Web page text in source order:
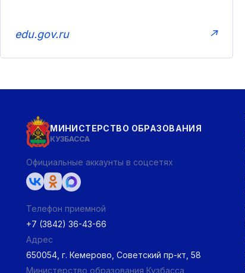
edu.gov.ru ↗
МИНИСТЕРСТВО ОБРАЗОВАНИЯ
КУЗБАССА
Официальные аккаунты в соцсетях
Телефон приемной
+7 (3842) 36-43-66
Адрес
650054, г. Кемерово, Советский пр-кт, 58
Министерство образования Кузбасса